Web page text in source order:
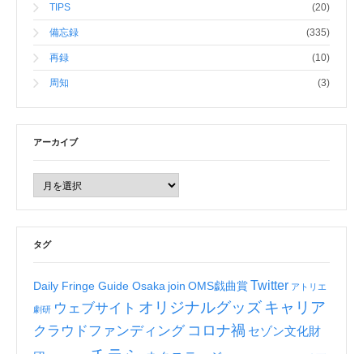
TIPS (20)
備忘録 (335)
再録 (10)
周知 (3)
アーカイブ
タグ
Daily Fringe Guide Osaka join OMS戯曲賞Twitter アトリエ
劇研 ウェブサイト オリジナルグッズ キャリア
クラウドファンディング コロナ禍 セゾン文化財